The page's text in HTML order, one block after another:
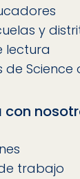
y
lectura
de Science
con
trabajo